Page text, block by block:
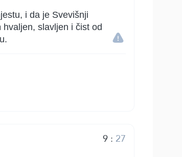
i da je Svevišnji
slavljen i čist od
9: 27